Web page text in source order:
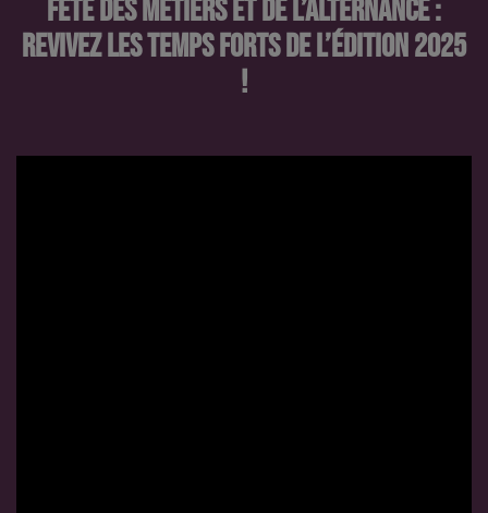
FÊTE DES MÉTIERS ET DE L’ALTERNANCE :
REVIVEZ LES TEMPS FORTS DE L’ÉDITION 2025
!